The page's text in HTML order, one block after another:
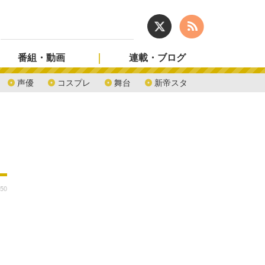
声優 コスプレ 舞台 新帝スタ
番組・動画 連載・ブログ